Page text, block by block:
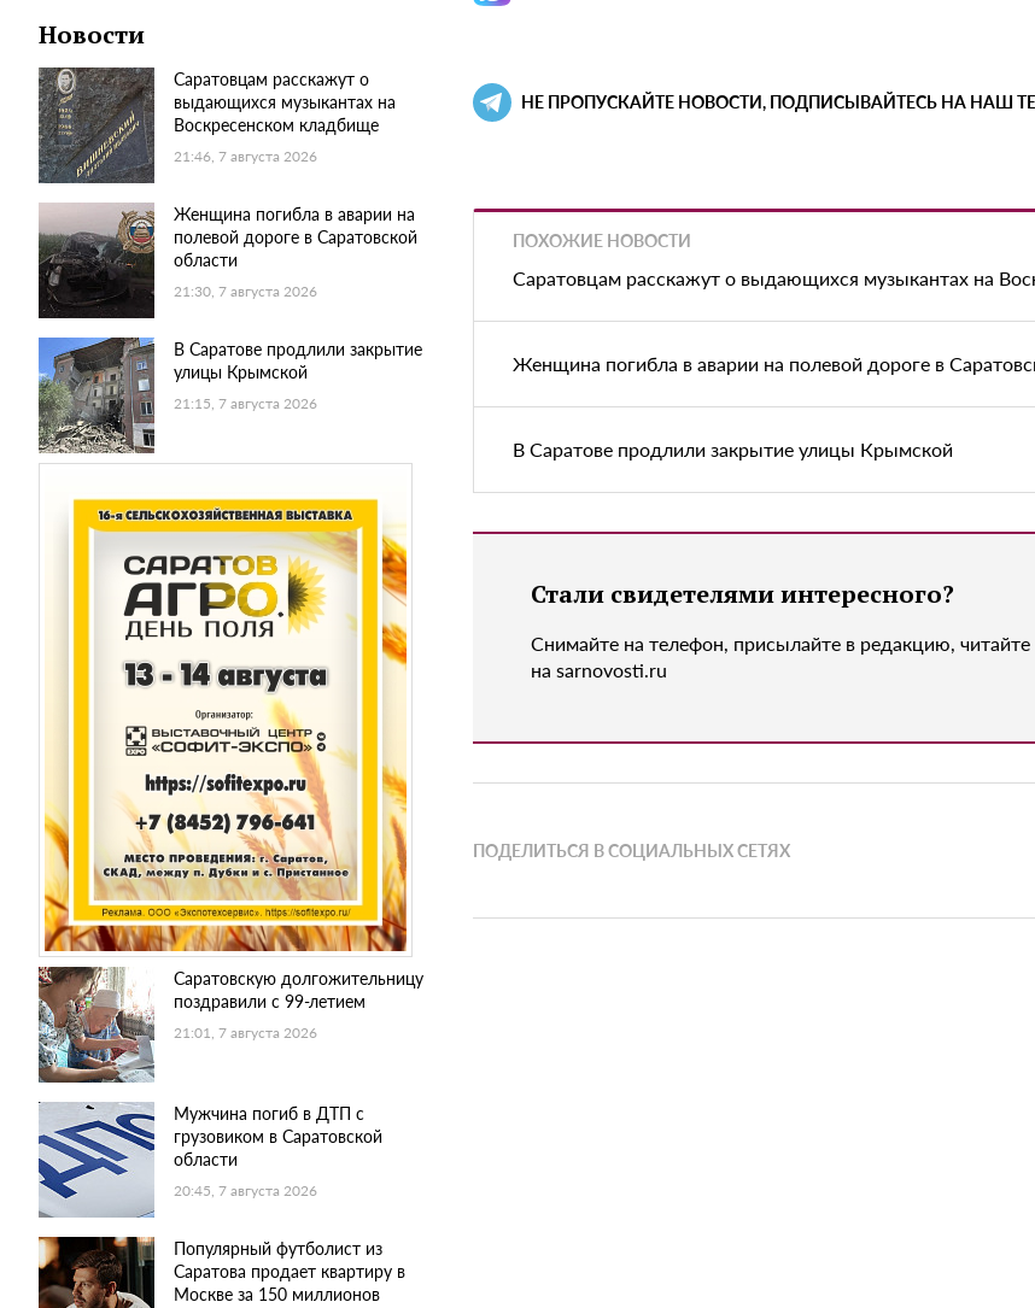
Новости
Саратовцам расскажут о
выдающихся музыкантах на
Воскресенском кладбище
21:46, 7 августа 2026
Женщина погибла в аварии на
полевой дороге в Саратовской
области
21:30, 7 августа 2026
В Саратове продлили закрытие
улицы Крымской
21:15, 7 августа 2026
Саратовскую долгожительницу
поздравили с 99-летием
21:01, 7 августа 2026
Мужчина погиб в ДТП с
грузовиком в Саратовской
области
20:45, 7 августа 2026
Популярный футболист из
Саратова продает квартиру в
Москве за 150 миллионов
НЕ ПРОПУСКАЙТЕ НОВОСТИ, ПОДПИСЫВАЙТЕСЬ НА НАШ
ПОХОЖИЕ НОВОСТИ
Саратовцам расскажут о выдающихся музыкантах на
Женщина погибла в аварии на полевой дороге в
В Саратове продлили закрытие улицы Крымской
Стали свидетелями интересного?
Снимайте на телефон, присылайте в редакцию, читайте
на sarnovosti.ru
ПОДЕЛИТЬСЯ В СОЦИАЛЬНЫХ СЕТЯХ